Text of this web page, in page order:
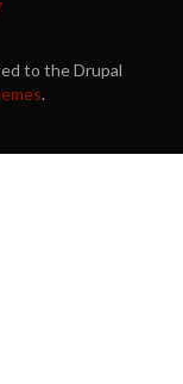
to the Drupal
.